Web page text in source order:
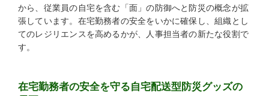
から、従業員の自宅を含む「面」の防御へと防災の概念が拡
張しています。在宅勤務者の安全をいかに確保し、組織とし
てのレジリエンスを高めるかが、人事担当者の新たな役割で
す。
在宅勤務者の安全を守る自宅配送型防災グッズの